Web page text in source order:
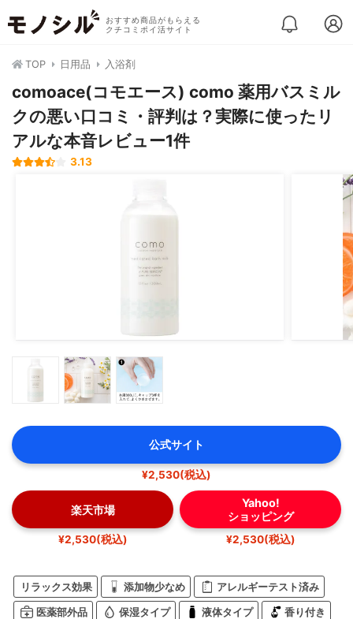
おすすめ商品がもらえる
クチコミポイ活サイト
TOP 日用品 入浴剤
comoace(コモエース) como 薬用バスミル
クの悪い口コミ・評判は？実際に使ったリ
アルな本音レビュー1件
3.13
公式サイト
¥2,530(税込)
楽天市場
¥2,530(税込)
Yahoo!
ショッピング
¥2,530(税込)
リラックス効果 添加物少なめ アレルギーテスト済み
医薬部外品 保湿タイプ 液体タイプ 香り付き